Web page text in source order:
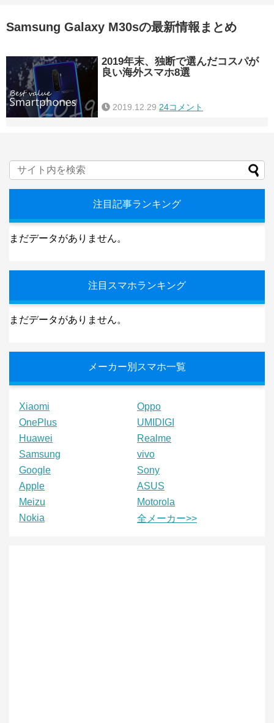
Samsung Galaxy M30sの最新情報まとめ
2019年末、独断で選んだコスパが
良い海外スマホ8選
2019.12.29 24コメント
注目記事ランキング
まだデータがありません。
注目スマホランキング
まだデータがありません。
メーカー別スマホ一覧
Xiaomi
Oppo
OnePlus
UMIDIGI
Huawei
Realme
Samsung
vivo
Google
Sony
Apple
ASUS
Meizu
Motorola
Nokia
全メーカー>>